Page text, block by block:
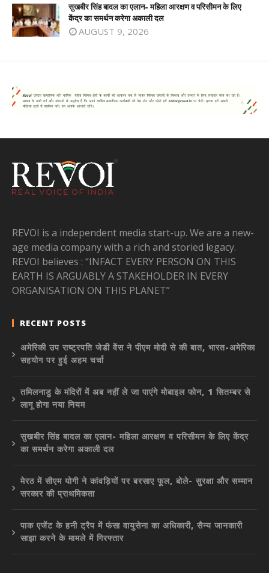
सुखबीर सिंह बादल का एलान- महिला आरक्षण व परिसीमन के लिए
केंद्र का समर्थन करेगा अकाली दल
AUGUST 9, 2026
REVOI is a independent media start-up. We are a new-
age media company with a rich and storied legacy.
REVOI believes : “INFACT EVERY PERSON ON THIS
EARTH IS ARGUABLY A STAKEHOLDER IN EVERY
ORGANISATION ON THIS PLANET”
RECENT POSTS
अमेरिकी उप राष्ट्रपति जेडी वेंस ने पीएम मोदी से की बात, भारत-अमेरिका
सहयोग पर हुई अहम चर्चा
तमिलनाडु के मंदिरों में अब नहीं ले जा पाएंगे मोबाइल फोन, 1 सितम्बर से
लागू होगा नया नियम
सुखबीर सिंह बादल का एलान- महिला आरक्षण व परिसीमन के लिए केंद्र
का समर्थन करेगा अकाली दल
मेरठ में सीएम योगी ने कांवड़ियों पर बरसाए फूल, बोले- सुरक्षा और सम्मान
सरकार की प्राथमिकता
पाक एजेंट के हनी ट्रैप में फंसा वायुसेना का अधिकारी, सैन्य जानकारी
साझा करने के मामले में गिरफ्तार